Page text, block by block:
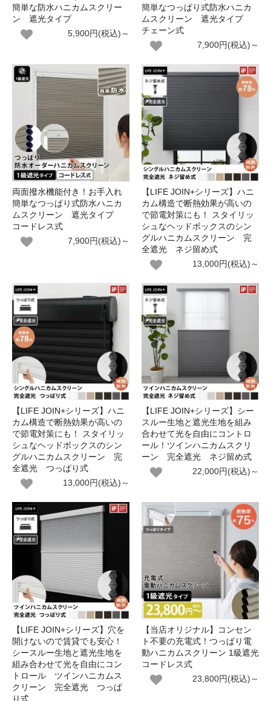
簡単な防水ハニカムスクリー
ン 遮光タイプ
5,900円(税込)～
簡単なつっぱり式防水ハニカ
ムスクリーン 遮光タイプ
チェーン式
7,900円(税込)～
両面撥水機能付き！お手入れ
簡単なつっぱり式防水ハニカ
ムスクリーン 遮光タイプ
コードレス式
7,900円(税込)～
【LIFE JOIN+シリーズ】ハニ
カム構造で断熱効果が高いの
で節電対策にも！ スタイリッ
シュなヘッドボックスのシン
グルハニカムスクリーン 完
全遮光 ネジ留め式
13,000円(税込)～
【LIFE JOIN+シリーズ】ハニ
カム構造で断熱効果が高いの
で節電対策にも！ スタイリッ
シュなヘッドボックスのシン
グルハニカムスクリーン 完
全遮光 つっぱり式
13,000円(税込)～
【LIFE JOIN+シリーズ】シー
スルー生地と遮光生地を組み
合わせて光を自由にコントロ
ール！ツインハニカムスクリ
ーン 完全遮光 ネジ留め式
22,000円(税込)～
【LIFE JOIN+シリーズ】穴を
開けないので賃貸でも安心！
シースルー生地と遮光生地を
組み合わせて光を自由にコン
トロール ツインハニカムス
クリーン 完全遮光 つっぱ
り式
【当店オリジナル】コンセン
ト不要の充電式！つっぱり電
動ハニカムスクリーン 1級遮光
コードレス式
23,800円(税込)～